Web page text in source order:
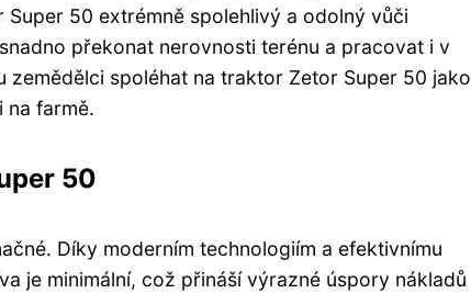
50 extrémně spolehlivý a odolný vůči
překonat nerovnosti terénu a pracovat i v
spoléhat na traktor Zetor Super 50 jako
na farmě.
50
Díky moderním technologiím a efektivnímu
je minimální, což přináší výrazné úspory nákladů